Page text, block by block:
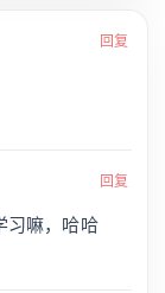
回复
回复
习嘛，哈哈